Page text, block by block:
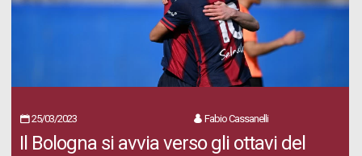
25/03/2023 Fabio Cassanelli
Il Bologna si avvia verso gli ottavi del